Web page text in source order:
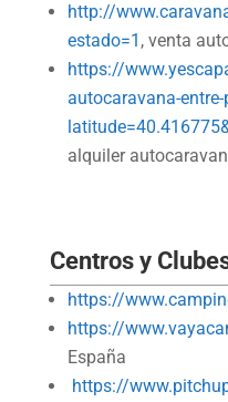
http://
estado=1 , venta
https://
autocaravana-
alquiler
Centros y
https://
https://
España
https://